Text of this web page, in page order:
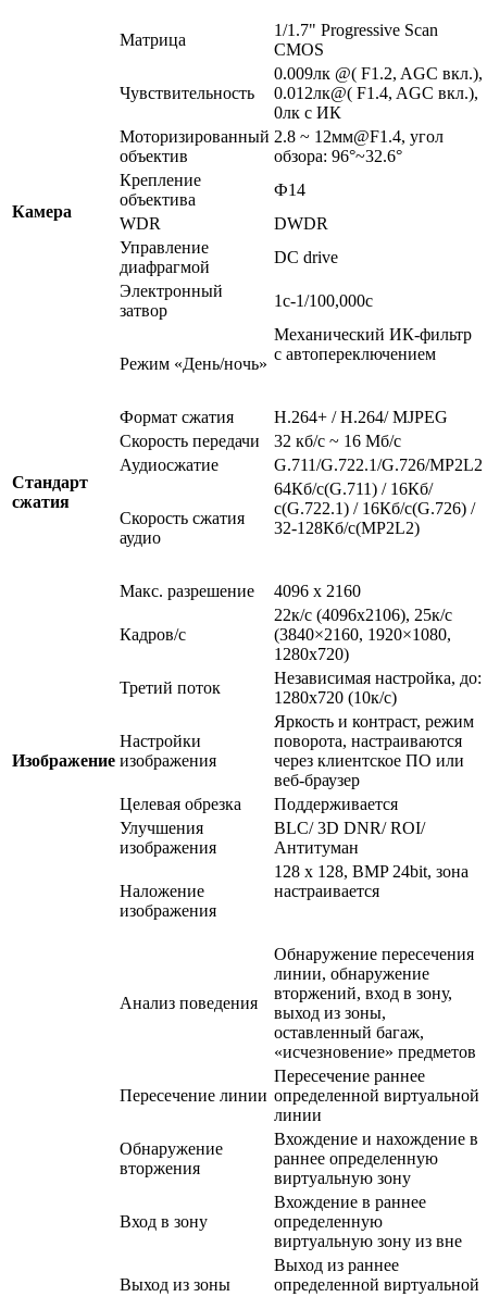
Камера
Матрица
1/1.7" Progressive Scan
CMOS
Чувствительность
0.009лк @( F1.2, AGC вкл.),
0.012лк@( F1.4, AGC вкл.),
0лк с ИК
Моторизированный
объектив
2.8 ~ 12мм@F1.4, угол
обзора: 96°~32.6°
Крепление
объектива
Ф14
WDR
DWDR
Управление
диафрагмой
DC drive
Электронный
затвор
1c-1/100,000с
Режим «День/ночь»
Механический ИК-фильтр
с автопереключением
Стандарт
сжатия
Формат сжатия
H.264+ / H.264/ MJPEG
Скорость передачи
32 кб/с ~ 16 Мб/с
Аудиосжатие
G.711/G.722.1/G.726/MP2L2
Скорость сжатия
аудио
64Кб/с(G.711) / 16Кб/
с(G.722.1) / 16Кб/с(G.726) /
32-128Кб/с(MP2L2)
Изображение
Макс. разрешение 4096 x 2160
Кадров/с
22к/с (4096х2106), 25к/с
(3840×2160, 1920×1080,
1280x720)
Третий поток
Независимая настройка, до:
1280x720 (10к/с)
Настройки
изображения
Яркость и контраст, режим
поворота, настраиваются
через клиентское ПО или
веб-браузер
Целевая обрезка
Поддерживается
Улучшения
изображения
BLC/ 3D DNR/ ROI/
Антитуман
Наложение
изображения
128 x 128, BMP 24bit, зона
настраивается
Анализ поведения
Обнаружение пересечения
линии, обнаружение
вторжений, вход в зону,
выход из зоны,
оставленный багаж,
«исчезновение» предметов
Пересечение линии
Пересечение раннее
определенной виртуальной
линии
Обнаружение
вторжения
Вхождение и нахождение в
раннее определенную
виртуальную зону
Вход в зону
Вхождение в раннее
определенную
виртуальную зону из вне
Выход из зоны
Выход из раннее
определенной виртуальной